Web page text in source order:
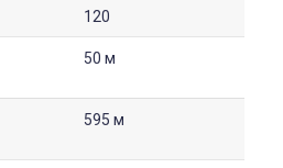
120
50 м
595 м